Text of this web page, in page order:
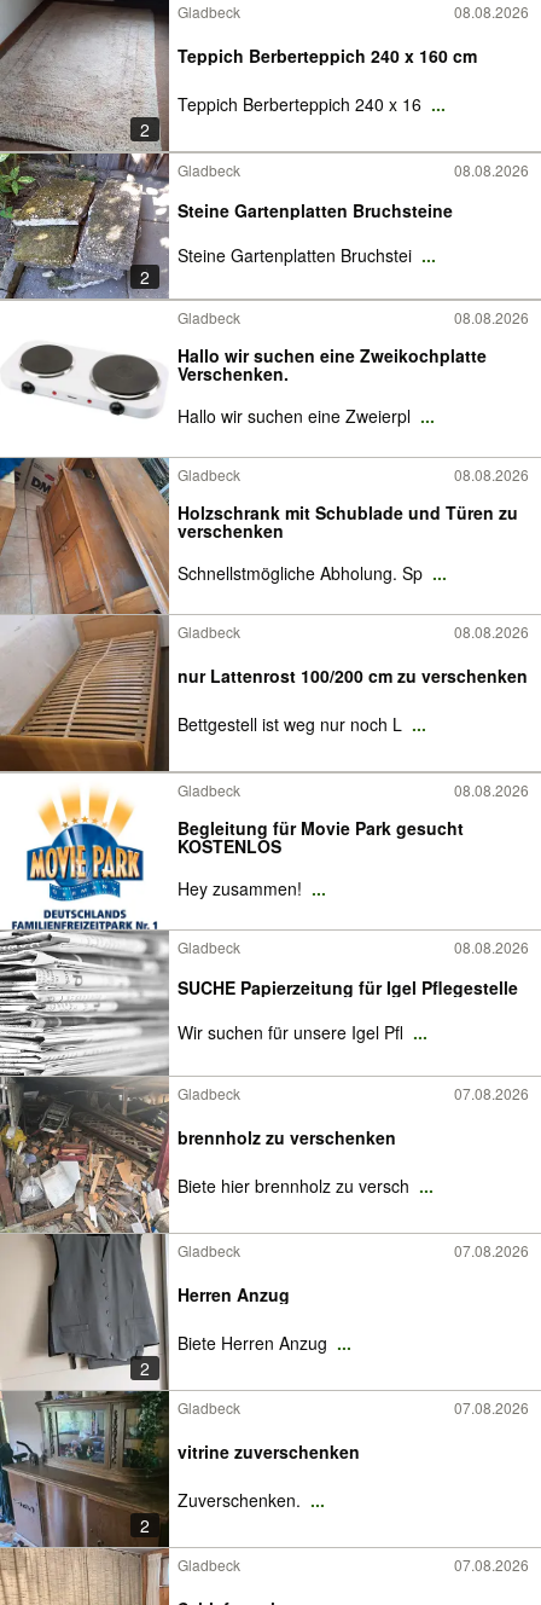
2
Gladbeck 08.08.2026
Teppich Berberteppich 240 x 160 cm
Teppich Berberteppich 240 x 16 ...
2
Gladbeck 08.08.2026
Steine Gartenplatten Bruchsteine
Steine Gartenplatten Bruchstei ...
Gladbeck 08.08.2026
Hallo wir suchen eine Zweikochplatte
Verschenken.
Hallo wir suchen eine Zweierpl ...
Gladbeck 08.08.2026
Holzschrank mit Schublade und Türen zu
verschenken
Schnellstmögliche Abholung. Sp ...
Gladbeck 08.08.2026
nur Lattenrost 100/200 cm zu verschenken
Bettgestell ist weg nur noch L ...
Gladbeck 08.08.2026
Begleitung für Movie Park gesucht
KOSTENLOS
Hey zusammen! ...
Gladbeck 08.08.2026
SUCHE Papierzeitung für Igel Pflegestelle
Wir suchen für unsere Igel Pfl ...
Gladbeck 07.08.2026
brennholz zu verschenken
Biete hier brennholz zu versch ...
2
Gladbeck 07.08.2026
Herren Anzug
Biete Herren Anzug ...
2
Gladbeck 07.08.2026
vitrine zuverschenken
Zuverschenken. ...
Gladbeck 07.08.2026